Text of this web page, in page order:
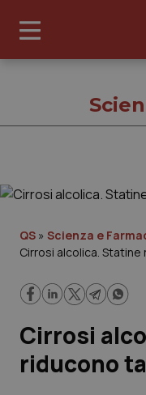
Cronache
Lavoro e
QS » Scienza e
Cirrosi alcolica.
Cirrosi
riducono